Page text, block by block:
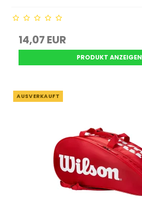
14,07 EUR
PRODUKT ANZEIGEN
AUSVERKAUFT